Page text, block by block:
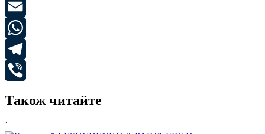
LinkedIn
Email
WhatsApp
Telegram
Також читайте
`